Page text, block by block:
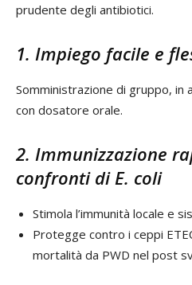
prudente degli antibiotici.
1. Impiego facile e
Somministrazione di gruppo, in
con dosatore orale.
2. Immunizzazione
confronti di E. coli
Stimola l’immunità locale e
Protegge contro i ceppi
mortalità da PWD nel post